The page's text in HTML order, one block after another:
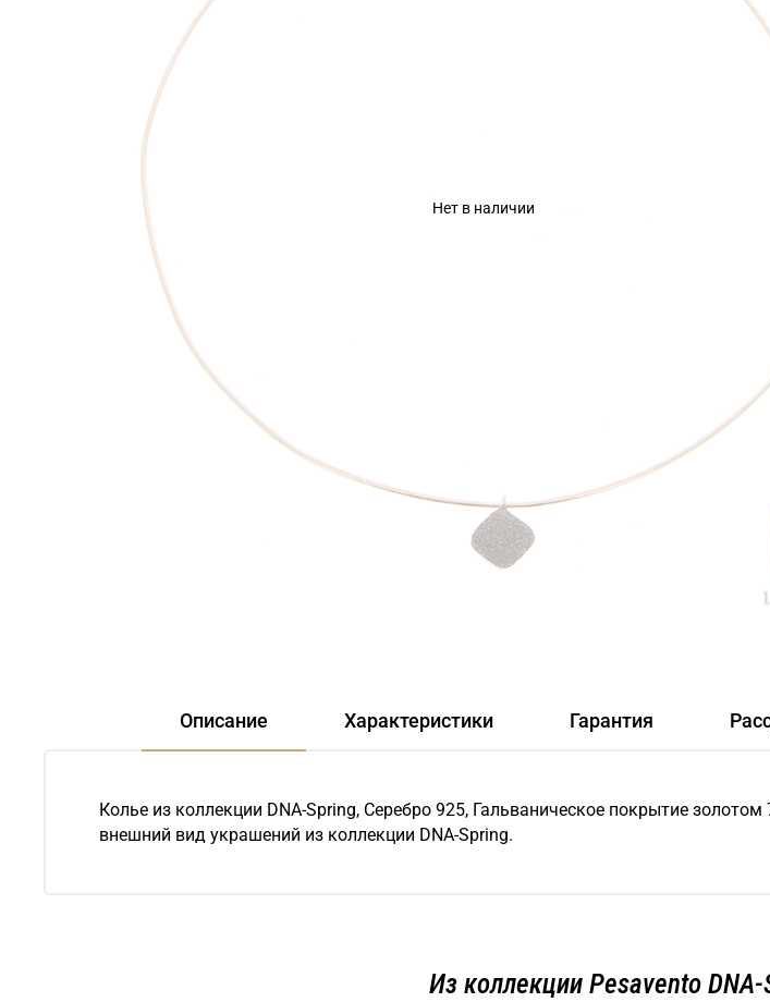
Нет в наличии
Описание Характеристики Гарантия
Колье из коллекции DNA-Spring, Серебро 925, Гальваническое покрытие
внешний вид украшений из коллекции DNA-Spring.
Из коллекции Pesavento